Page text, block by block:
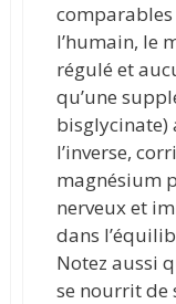
comparables
l’humain, le
régulé et
qu’une
bisglycinate)
l’inverse,
magnésium
nerveux et
dans
Notez aussi
se nourrit de